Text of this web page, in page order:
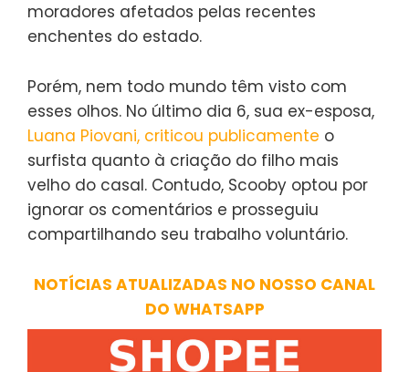
moradores afetados pelas recentes
enchentes do estado.
Porém, nem todo mundo têm visto com
esses olhos. No último dia 6, sua ex-esposa,
Luana Piovani, criticou publicamente o
surfista quanto à criação do filho mais
velho do casal. Contudo, Scooby optou por
ignorar os comentários e prosseguiu
compartilhando seu trabalho voluntário.
NOTÍCIAS ATUALIZADAS NO NOSSO CANAL
DO WHATSAPP